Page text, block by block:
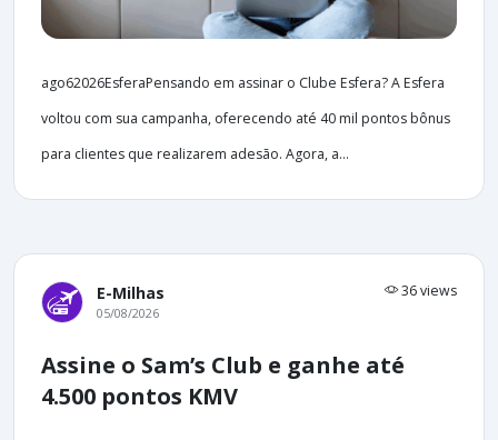
ago62026EsferaPensando em assinar o Clube Esfera? A Esfera
voltou com sua campanha, oferecendo até 40 mil pontos bônus
para clientes que realizarem adesão. Agora, a...
E-Milhas 36 views
05/08/2026
Assine o Sam’s Club e ganhe até
4.500 pontos KMV